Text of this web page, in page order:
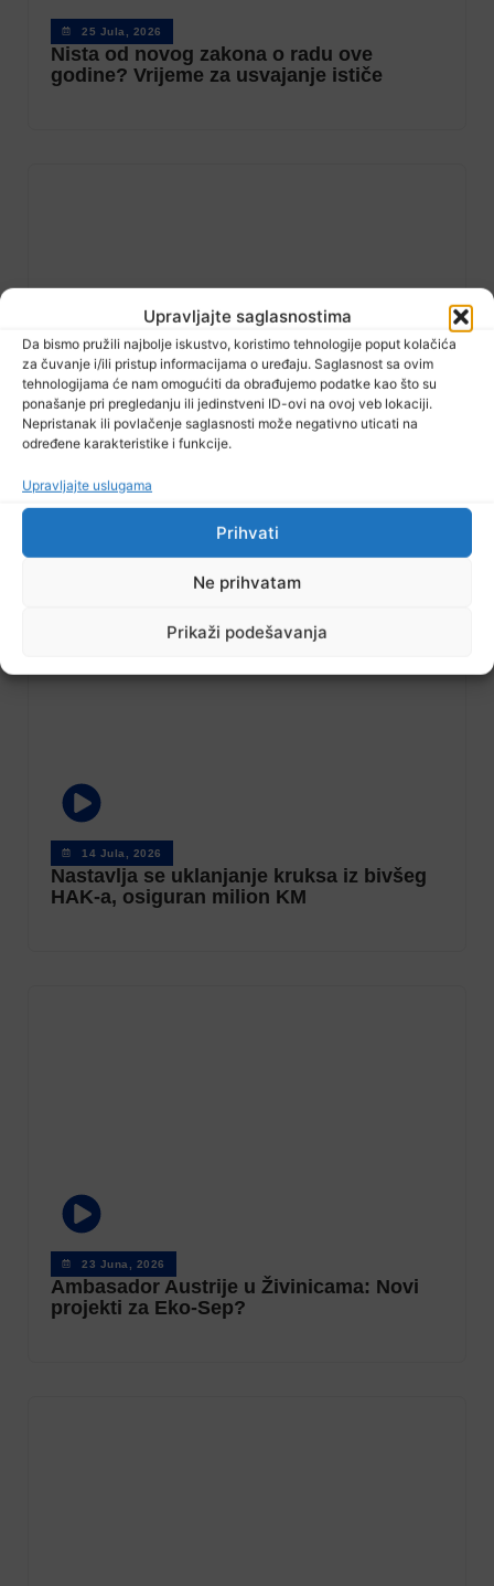
Upravljajte saglasnostima
Da bismo pružili najbolje iskustvo, koristimo tehnologije poput kolačića
za čuvanje i/ili pristup informacijama o uređaju. Saglasnost sa ovim
tehnologijama će nam omogućiti da obrađujemo podatke kao što su
ponašanje pri pregledanju ili jedinstveni ID-ovi na ovoj veb lokaciji.
Nepristanak ili povlačenje saglasnosti može negativno uticati na
određene karakteristike i funkcije.
Upravljajte uslugama
Prihvati
Ne prihvatam
Prikaži podešavanja
25 Jula, 2026
Nista od novog zakona o radu ove
godine? Vrijeme za usvajanje ističe
23 Jula, 2026
izdvojene 334 hiljade KM: Podržano 130
projekata
14 Jula, 2026
Nastavlja se uklanjanje kruksa iz bivšeg
HAK-a, osiguran milion KM
23 Juna, 2026
Ambasador Austrije u Živinicama: Novi
projekti za Eko-Sep?